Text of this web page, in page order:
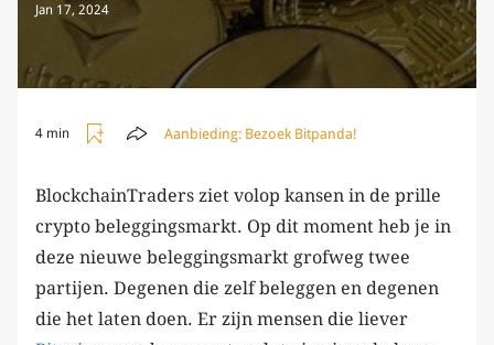
Jan 17, 2024
4 min Aanbieding: Bezoek Bitpanda!
BlockchainTraders ziet volop kansen in de prille
crypto beleggingsmarkt. Op dit moment heb je in
deze nieuwe beleggingsmarkt grofweg twee
partijen. Degenen die zelf beleggen en degenen
die het laten doen. Er zijn mensen die liever